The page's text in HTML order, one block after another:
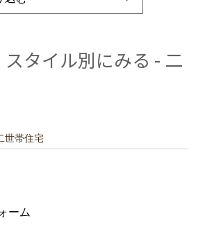
タイル別にみる - 二
世帯住宅
ーム